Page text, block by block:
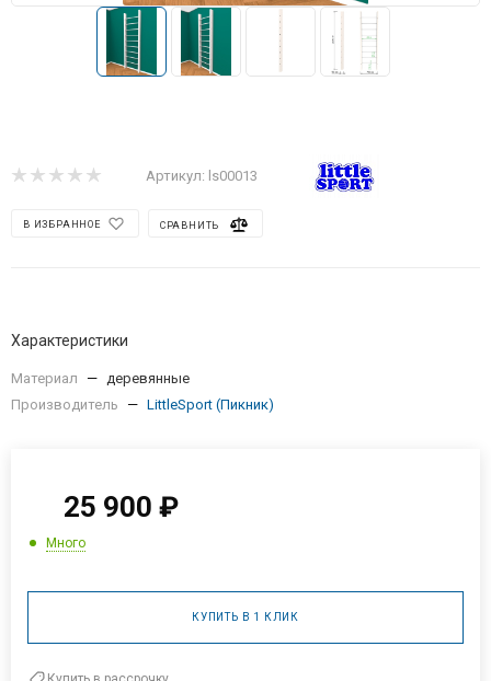
Артикул: ls00013
В ИЗБРАННОЕ СРАВНИТЬ
Характеристики
Материал — деревянные
Производитель
— LittleSport (Пикник)
25 900 ₽
Много
КУПИТЬ В 1 КЛИК